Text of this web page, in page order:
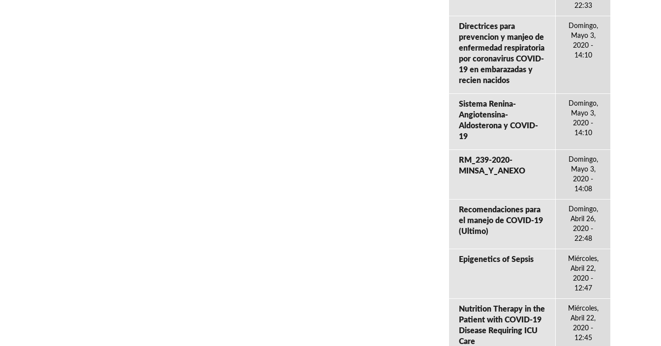
22:33
Directrices para
prevencion y manjeo de
enfermedad respiratoria
por coronavirus COVID-
19 en embarazadas y
recien nacidos
Domingo,
Mayo 3,
2020 -
14:10
Sistema Renina-
Angiotensina-
Aldosterona y COVID-
19
Domingo,
Mayo 3,
2020 -
14:10
RM_239-2020-
MINSA_Y_ANEXO
Domingo,
Mayo 3,
2020 -
14:08
Recomendaciones para
el manejo de COVID-19
(Ultimo)
Domingo,
Abril 26,
2020 -
22:48
Epigenetics of Sepsis
Miércoles,
Abril 22,
2020 -
12:47
Nutrition Therapy in the
Patient with COVID-19
Disease Requiring ICU
Care
Miércoles,
Abril 22,
2020 -
12:45